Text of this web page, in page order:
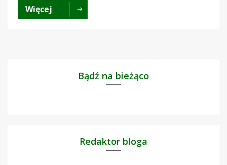
Więcej
Bądź na bieżąco
Redaktor bloga